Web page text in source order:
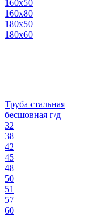
160х50
160х80
180х50
180х60
Труба стальная
бесшовная г/д
32
38
42
45
48
50
51
57
60